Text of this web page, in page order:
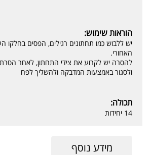
הוראות שימוש:
יש ללבוש כמו תחתונים רגילים, הפסים בחלקו
האחורי.
להסרה יש לקרוע את צידי התחתון, לאחר הסרת
ולסגור באמצעות המדבקה ולהשליך לפח
תכולה:
14 יחידות
מידע נוסף